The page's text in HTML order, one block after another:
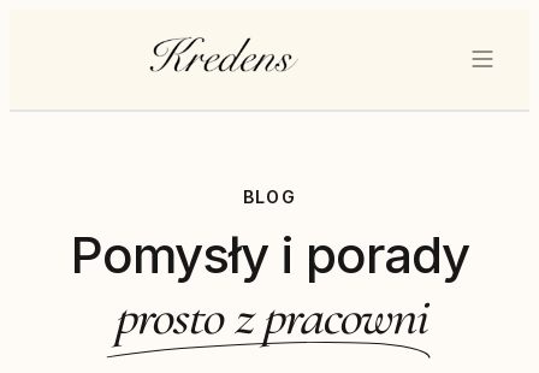
BLOG
Pomysły i porady
prosto z pracowni